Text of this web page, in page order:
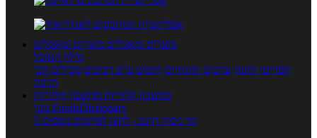
מוצרים ומאכלים מוצרים ומאכלים
מילון האוכל
תפריטי תזונה ערכים תזונתיים חיפוש ע"פ רכיבים מכילים הכי
הרבה
מחשבון קלוריות מחשבון קלוריות
מנוי FoodsDictionary
5 ימי ניסיון חינם - לחצו לפרטים נוספים